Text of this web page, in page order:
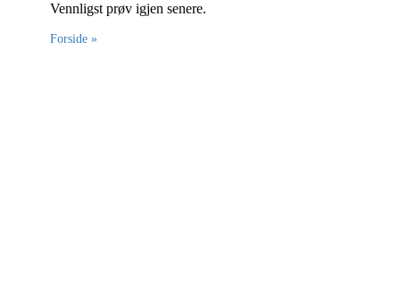
Vennligst prøv igjen senere.
Forside »